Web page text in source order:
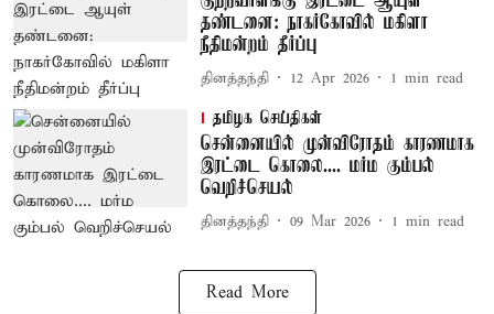
தண்டனை: நாகர்கோவில் மகிளா
நீதிமன்றம் தீர்ப்பு
தினத்தந்தி 12 Apr 2026 1 min read
தமிழக செய்திகள்
சென்னையில் முன்விரோதம் காரணமாக
இரட்டை கொலை.... மர்ம கும்பல்
வெறிச்செயல்
தினத்தந்தி 09 Mar 2026 1 min read
Read More